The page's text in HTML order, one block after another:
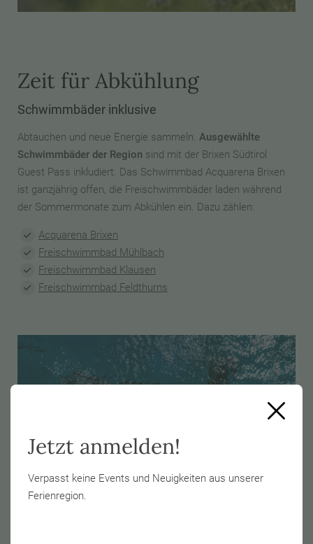
Zeit für Abkühlung
Schwimmbäder inklusive
Abtauchen und neue Energie sammeln. Ausgewählte
Schwimmbäder der Region sind mit der Brixen Südtirol
Guest Pass inkludiert. Das Schwimmbad Acquarena Brixen
ist ganzjährig offen, die Freischwimmbäder laden während
der Sommermonate zum Abkühlen ein. Dazu zählen:
Acquarena Brixen
Freischwimmbad Mühlbach
Freischwimmbad Klausen
Freischwimmbad Feldthurns
Jetzt anmelden!
Verpasst keine Events und Neuigkeiten aus unserer
Ferienregion.